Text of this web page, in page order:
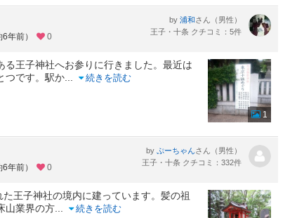
年前） 0
by 浦和さん（男性）
王子・十条 クチコミ：5件
る王子神社へお参りに行きました。最近は
つです。駅か
続きを読む
1
年前） 0
by ぷーちゃんさん（男性）
王子・十条 クチコミ：332件
王子神社の境内に建っています。髪の祖
山業界の方
続きを読む